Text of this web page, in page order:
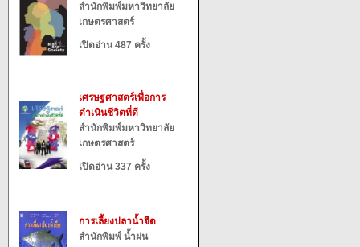
สำนักพิมพ์มหาวิทยาลัย
เกษตรศาสตร์
เปิดอ่าน 487 ครั้ง
เศรษฐศาสตร์เพื่อการ
ดำเนินชีวิตที่ดี
สำนักพิมพ์มหาวิทยาลัย
เกษตรศาสตร์
เปิดอ่าน 337 ครั้ง
การเลี้ยงปลาน้ำจืด
สำนักพิมพ์ น้ำฝน